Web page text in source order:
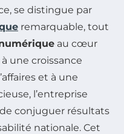
se distingue par
remarquable, tout
au cœur
une croissance
et à une
l’entreprise
conjuguer résultats
nationale. Cet